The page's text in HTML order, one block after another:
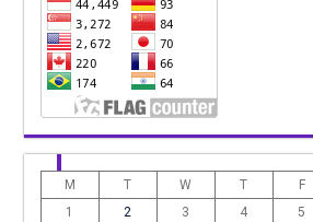
M T W T F
1
2 3 4 5